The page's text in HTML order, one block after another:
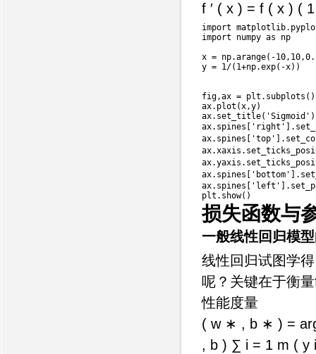
f ′ ( x ) = f ( x ) (
import matplotlib.
import numpy as np
x = np.arange( -10, 10,
y = 1/( 1+np.exp( -x) )
fig,ax = plt . subplots ( )
ax. plot (x,y)
ax. set_title( 'Sigmoid' )
ax. spines 'right' .
ax. spines 'top' .
ax.xaxis .
ax.yaxis .
ax. spines 'bottom' .
ax. spines 'left' .
plt . show( )
损失函数与
一般线性回归模
线性回归试图学得
呢？关键在于衡
性能度量
( w ∗ , b ∗ ) =
, b ) ∑ i = 1 m ( y